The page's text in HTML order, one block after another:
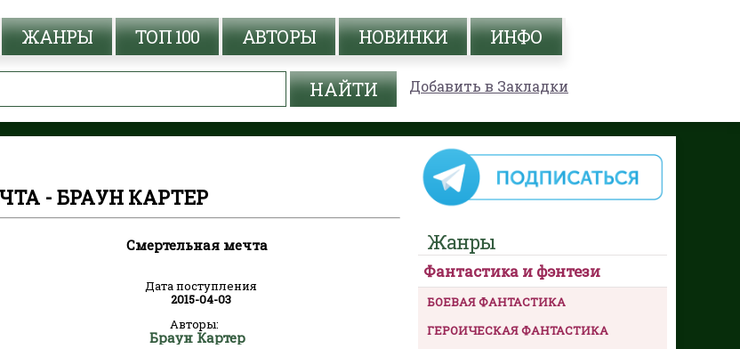
ЖАНРЫ ТОП 100 АВТОРЫ НОВИНКИ ИНФО
Добавить в Закладки
- БРАУН КАРТЕР
Смертельная мечта
Дата поступления
2015-04-03
Авторы:
Браун Картер
Жанры
Фантастика и фэнтези
БОЕВАЯ ФАНТАСТИКА
ГЕРОИЧЕСКАЯ ФАНТАСТИКА